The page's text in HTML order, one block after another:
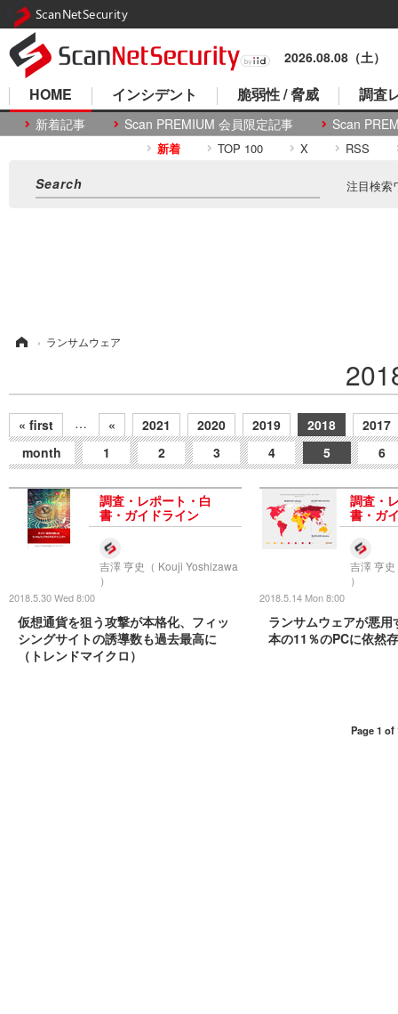
2026.08.08（土）
HOME
新着記事 Scan PREMIUM 会員限定記事 Scan
インシデント 脆弱性 / 脅威 調査
新着 TOP 100 X RSS
注目検索
› ランサムウェア
« first … « 2021 2020 2019 2018
2017
month
1 2 3 4 5 6
調査・レポート・白
書・ガイドライン
吉澤 亨史（ Kouji Yoshizawa
）
2018.5.30 Wed 8:00
仮想通貨を狙う攻撃が本格化、フィッ
シングサイトの誘導数も過去最高に
（トレンドマイクロ）
調査・
書・ガ
吉澤 亨
）
2018.5.14 Mon 8:00
ランサムウェアが悪用
本の11％のPCに依然
Page 1 of
ScanNetSecurity